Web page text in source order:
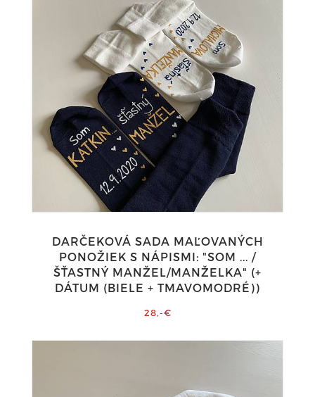
DARČEKOVÁ SADA MAĽOVANÝCH
PONOŽIEK S NÁPISMI: "SOM ... /
ŠŤASTNÝ MANŽEL/MANŽELKA" (+
DÁTUM (BIELE + TMAVOMODRÉ))
28,-€